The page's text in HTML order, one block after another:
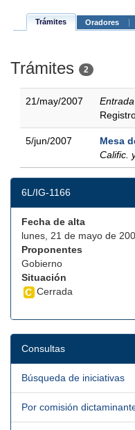
Trámites Oradores
Trámites 2
21/may/2007
5/jun/2007
Mesa
Calific.
6L/IG-1166
Fecha de alta
lunes, 21 de mayo de
Proponentes
Gobierno
Situación
Cerrada
Consultas
Búsqueda de iniciativas
Por comisión